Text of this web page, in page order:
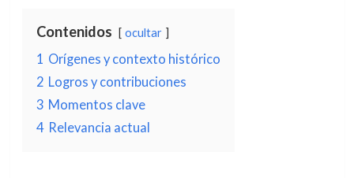
Contenidos ocultar
1 Orígenes y contexto histórico
2 Logros y contribuciones
3 Momentos clave
4 Relevancia actual